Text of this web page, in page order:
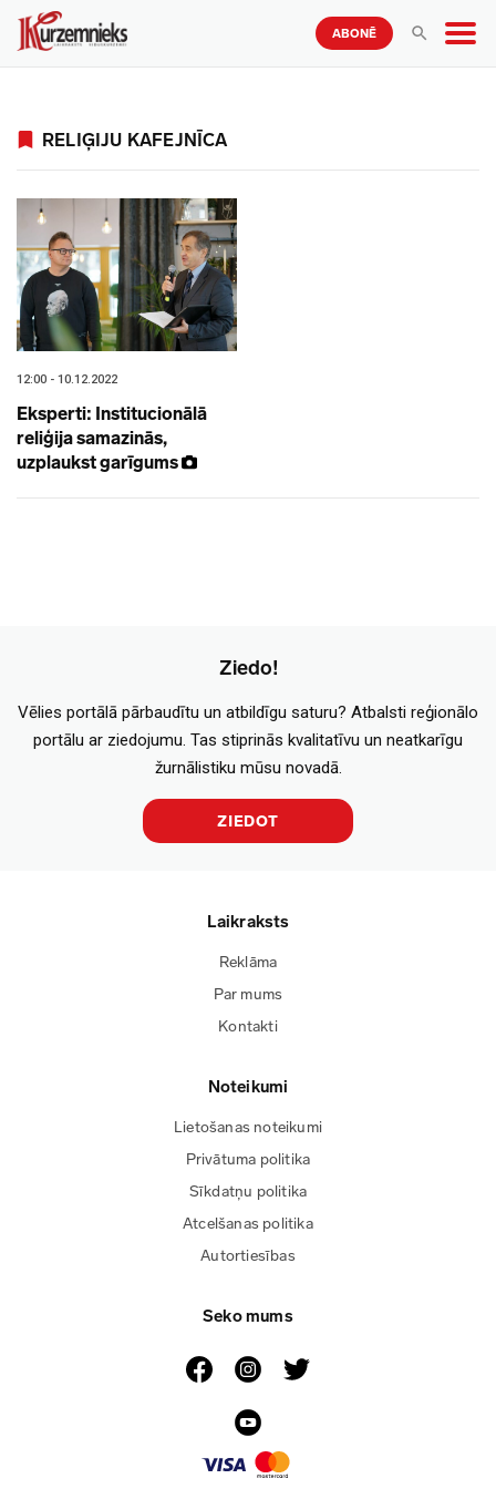
ABONĒ
RELIĢIJU KAFEJNĪCA
12:00 - 10.12.2022
Eksperti: Institucionālā
reliģija samazinās,
uzplaukst garīgums
Ziedo!
Vēlies portālā pārbaudītu un atbildīgu saturu? Atbalsti reģionālo
portālu ar ziedojumu. Tas stiprinās kvalitatīvu un neatkarīgu
žurnālistiku mūsu novadā.
ZIEDOT
Laikraksts
Reklāma
Par mums
Kontakti
Noteikumi
Lietošanas noteikumi
Privātuma politika
Sīkdatņu politika
Atcelšanas politika
Autortiesības
Seko mums